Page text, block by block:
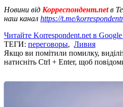
Новини від Корреспондент.netв
наш канал https://t.me/
Читайте Korrespondent.net в
ТЕГИ: переговоры, Ливия
Якщо ви помітили помилку,
натисніть Ctrl + Enter, щоб